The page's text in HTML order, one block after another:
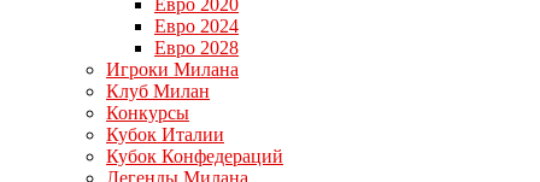
Евро 2020
Евро 2024
Евро 2028
Игроки Милана
Клуб Милан
Конкурсы
Кубок Италии
Кубок Конфедераций
Легенды Милана